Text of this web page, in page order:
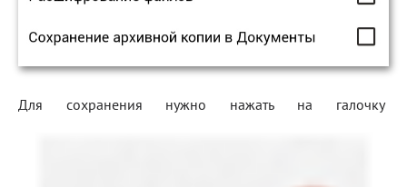
Для сохранения нужно нажать на галочку